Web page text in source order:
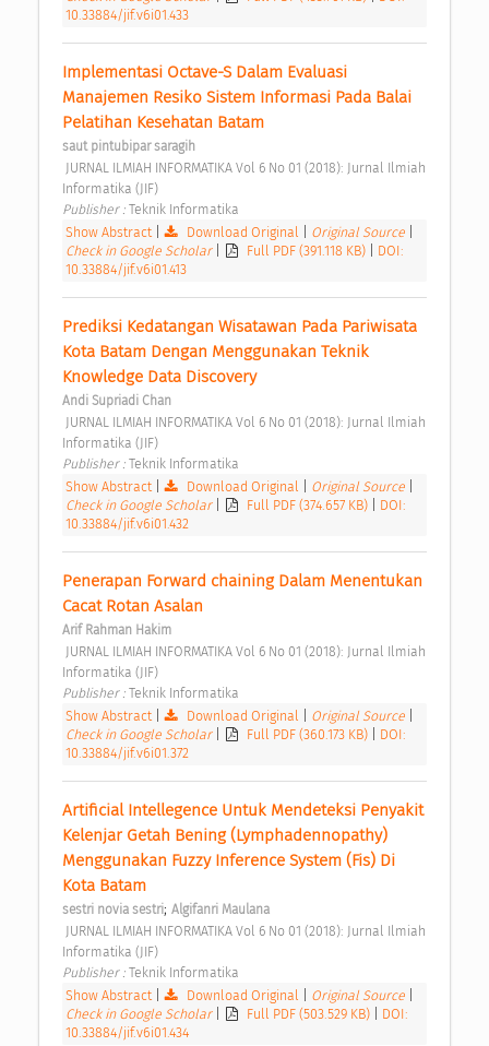
10.33884/jif.v6i01.433
Implementasi Octave-S Dalam Evaluasi
Manajemen Resiko Sistem Informasi Pada Balai
Pelatihan Kesehatan Batam
saut pintubipar saragih
Informatika (JIF)
Publisher : Teknik Informatika
Show Abstract
Download Original Original Source
Check in Google Scholar
Full PDF (391.118 KB)
DOI:
10.33884/jif.v6i01.413
Prediksi Kedatangan Wisatawan Pada Pariwisata
Kota Batam Dengan Menggunakan Teknik
Knowledge Data Discovery
Andi Supriadi Chan
Informatika (JIF)
Publisher : Teknik Informatika
Show Abstract
Download Original Original Source
Check in Google Scholar
Full PDF (374.657 KB)
DOI:
10.33884/jif.v6i01.432
Penerapan Forward chaining Dalam Menentukan
Cacat Rotan Asalan
Arif Rahman Hakim
Informatika (JIF)
Publisher : Teknik Informatika
Show Abstract
Download Original Original Source
Check in Google Scholar
Full PDF (360.173 KB)
DOI:
10.33884/jif.v6i01.372
Artificial Intellegence Untuk Mendeteksi Penyakit
Kelenjar Getah Bening (Lymphadennopathy)
Menggunakan Fuzzy Inference System (Fis) Di
Kota Batam
sestri novia sestri; Algifanri Maulana
Informatika (JIF)
Publisher : Teknik Informatika
Show Abstract
Download Original Original Source
Check in Google Scholar
Full PDF (503.529 KB)
DOI:
10.33884/jif.v6i01.434